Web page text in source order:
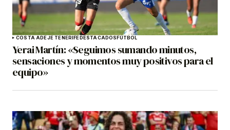
COSTA ADEJE TENERIFEDESTACADOSFÚTBOL
Yerai Martín: «Seguimos sumando minutos,
sensaciones y momentos muy positivos para el
equipo»